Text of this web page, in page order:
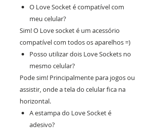
O Love Socket é compatível com
meu celular?
Sim! O Love socket é um acessório
compatível com todos os aparelhos =)
Posso utilizar dois Love Sockets no
mesmo celular?
Pode sim! Principalmente para jogos ou
assistir, onde a tela do celular fica na
horizontal.
A estampa do Love Socket é
adesivo?